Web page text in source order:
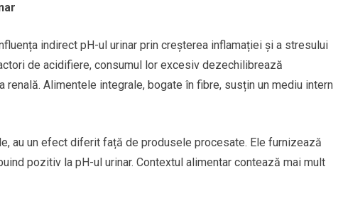
indirect pH-ul urinar prin creșterea inflamației și a stresului
de acidifiere, consumul lor excesiv dezechilibrează
Alimentele integrale, bogate în fibre, susțin un mediu intern
au un efect diferit față de produsele procesate. Ele furnizează
pozitiv la pH-ul urinar. Contextul alimentar contează mai mult